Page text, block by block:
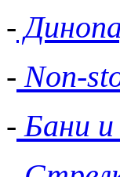
-
- Non-
- Бани